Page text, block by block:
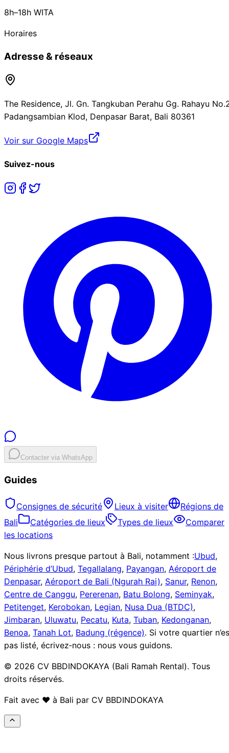
8h–18h WITA
Horaires
Adresse & réseaux
The Residence, Jl. Gn. Tangkuban Perahu Gg. Rahayu
Padangsambian Klod, Denpasar Barat, Bali 80361
Voir sur Google Maps
Suivez-nous
Contacter via WhatsApp
Guides
Consignes de sécurité Lieux à visiter
Régions de
Bali
Catégories de lieux Types de lieux
Comparer
les locations
Nous livrons presque partout à Bali, notamment :Ubud,
Périphérie d’Ubud, Tegallalang, Payangan, Aéroport de
Denpasar, Aéroport de Bali (Ngurah Rai), Sanur, Renon,
Centre de Canggu, Pererenan, Batu Bolong, Seminyak,
Petitenget, Kerobokan, Legian, Nusa Dua (BTDC),
Jimbaran, Uluwatu, Pecatu, Kuta, Tuban, Kedonganan,
Benoa, Tanah Lot, Badung (régence). Si votre quartier
pas listé, écrivez‑nous : nous vous guidons.
© 2026 CV BBDINDOKAYA (Bali Ramah Rental). Tous
droits réservés.
Fait avec ❤️ à Bali par CV BBDINDOKAYA